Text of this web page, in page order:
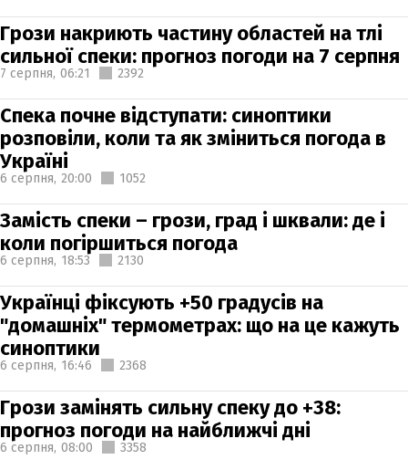
Грози накриють частину областей на тлі
сильної спеки: прогноз погоди на 7 серпня
7 серпня, 06:21 2392
Спека почне відступати: синоптики
розповіли, коли та як зміниться погода в
Україні
6 серпня, 20:00 1052
Замість спеки – грози, град і шквали: де і
коли погіршиться погода
6 серпня, 18:53 2130
Українці фіксують +50 градусів на
"домашніх" термометрах: що на це кажуть
синоптики
6 серпня, 16:46 2368
Грози замінять сильну спеку до +38:
прогноз погоди на найближчі дні
6 серпня, 08:00 3358